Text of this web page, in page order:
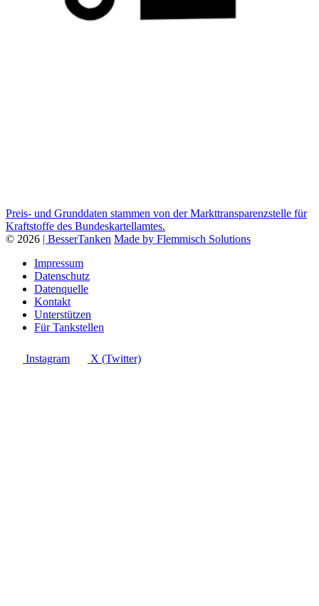
Preis- und Grunddaten stammen von der Markttransparenzstelle für
Kraftstoffe des Bundeskartellamtes.
© 2026 | BesserTanken Made by Flemmisch Solutions
Impressum
Datenschutz
Datenquelle
Kontakt
Unterstützen
Für Tankstellen
Instagram X (Twitter)